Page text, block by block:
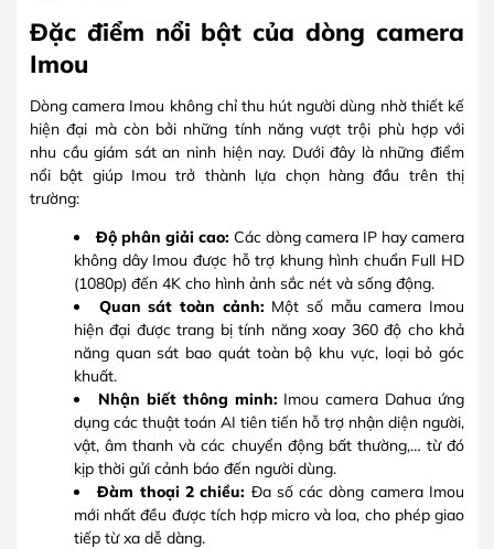
Đặc điểm nổi bật của dòng camera
Imou
Dòng camera Imou không chỉ thu hút người dùng nhờ thiết kế
hiện đại mà còn bởi những tính năng vượt trội phù hợp với
nhu cầu giám sát an ninh hiện nay. Dưới đây là những điểm
nổi bật giúp Imou trở thành lựa chọn hàng đầu trên thị
trường:
Độ phân giải cao: Các dòng camera IP hay camera
không dây Imou được hỗ trợ khung hình chuẩn Full HD
(1080p) đến 4K cho hình ảnh sắc nét và sống động.
Quan sát toàn cảnh: Một số mẫu camera Imou
hiện đại được trang bị tính năng xoay 360 độ cho khả
năng quan sát bao quát toàn bộ khu vực, loại bỏ góc
khuất.
Nhận biết thông minh: Imou camera Dahua ứng
dụng các thuật toán AI tiên tiến hỗ trợ nhận diện người,
vật, âm thanh và các chuyển động bất thường,… từ đó
kịp thời gửi cảnh báo đến người dùng.
Đàm thoại 2 chiều: Đa số các dòng camera Imou
mới nhất đều được tích hợp micro và loa, cho phép giao
tiếp từ xa dễ dàng.